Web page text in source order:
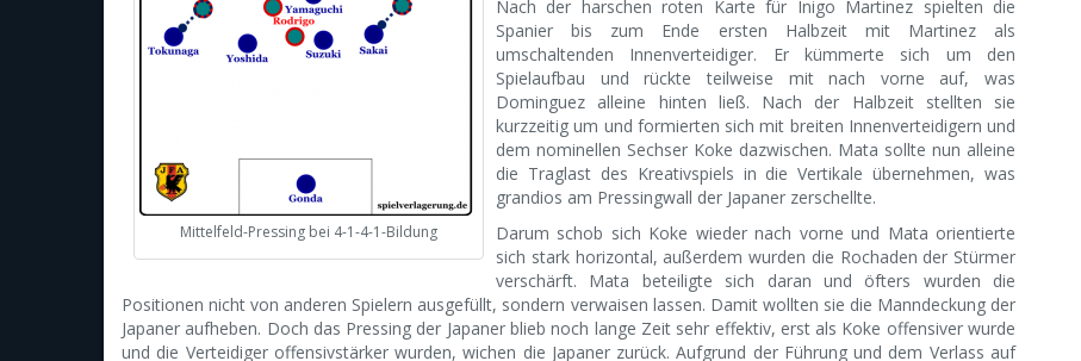
Mittelfeld-Pressing bei 4-1-4-1-Bildung
Nach der harschen roten Karte für Inigo Martinez spielten die
Spanier bis zum Ende ersten Halbzeit mit Martinez als
umschaltenden Innenverteidiger. Er kümmerte sich um den
Spielaufbau und rückte teilweise mit nach vorne auf, was
Dominguez alleine hinten ließ. Nach der Halbzeit stellten sie
kurzzeitig um und formierten sich mit breiten Innenverteidigern und
dem nominellen Sechser Koke dazwischen. Mata sollte nun alleine
die Traglast des Kreativspiels in die Vertikale übernehmen, was
grandios am Pressingwall der Japaner zerschellte.
Darum schob sich Koke wieder nach vorne und Mata orientierte
sich stark horizontal, außerdem wurden die Rochaden der Stürmer
verschärft. Mata beteiligte sich daran und öfters wurden die
Positionen nicht von anderen Spielern ausgefüllt, sondern verwaisen lassen. Damit wollten sie die Manndeckung der
Japaner aufheben. Doch das Pressing der Japaner blieb noch lange Zeit sehr effektiv, erst als Koke offensiver wurde
und die Verteidiger offensivstärker wurden, wichen die Japaner zurück. Aufgrund der Führung und dem Verlass auf